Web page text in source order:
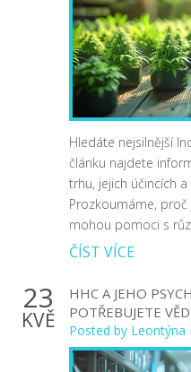
Hledáte nejsilnější
článku najdete
trhu, jejich účincích
Prozkoumáme,
mohou pomoci s
ČÍST VÍCE
23
KVĚ
HHC A JEHO
POTŘEBUJETE
Posted by Leontýna